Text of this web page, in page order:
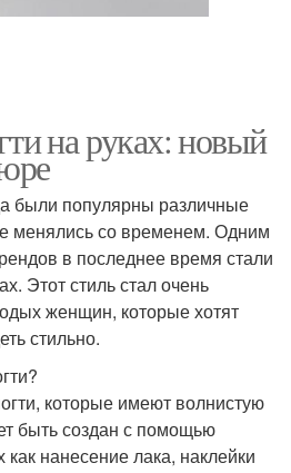
на руках: новый
были популярны различные
менялись со временем. Одним
в последнее время стали
Этот стиль стал очень
женщин, которые хотят
стильно.
которые имеют волнистую
быть создан с помощью
как нанесение лака, наклейки